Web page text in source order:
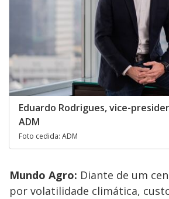
Eduardo Rodrigues, vice-
ADM
Foto cedida: ADM
Mundo Agro: Diante de um
por volatilidade climática,